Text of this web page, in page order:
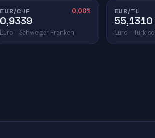
EUR/CHF 0,00%
0,9339
Euro – Schweizer Franken
EUR/TL
55,1310
Euro –